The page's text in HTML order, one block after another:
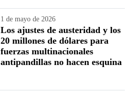
1 de mayo de 2026
Los ajustes de austeridad y los
20 millones de dólares para
fuerzas multinacionales
antipandillas no hacen esquina